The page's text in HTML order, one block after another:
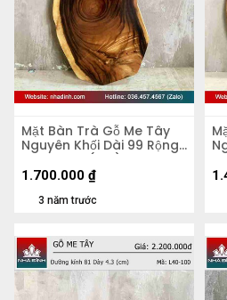
Mặt Bàn Trà Gỗ Me Tây
Nguyên Khối Dài 99 Rộng
51 Dày 5,2 (cm)
3 năm trước
1.700.000 ₫